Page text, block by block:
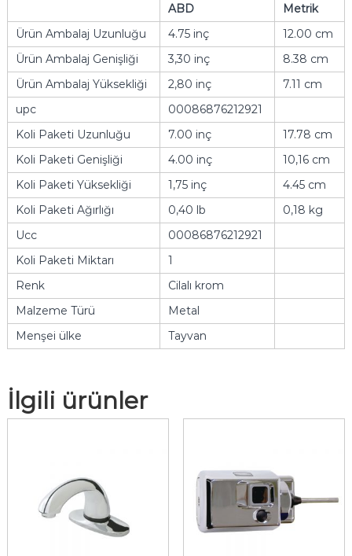
ABD
Metrik
Ürün Ambalaj Uzunluğu
4.75 inç
12.00 cm
Ürün Ambalaj Genişliği
3,30 inç
8.38 cm
Ürün Ambalaj Yüksekliği
2,80 inç
7.11 cm
upc
00086876212921
Koli Paketi Uzunluğu
7.00 inç
17.78 cm
Koli Paketi Genişliği
4.00 inç
10,16 cm
Koli Paketi Yüksekliği
1,75 inç
4.45 cm
Koli Paketi Ağırlığı
0,40 lb
0,18 kg
Ucc
00086876212921
Koli Paketi Miktarı
1
Renk
Cilalı krom
Malzeme Türü
Metal
Menşei ülke
Tayvan
İlgili ürünler